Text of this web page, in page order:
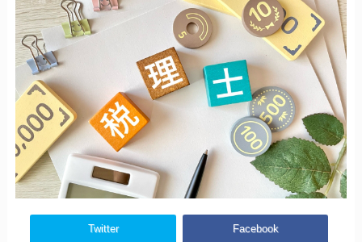
Twitter Facebook